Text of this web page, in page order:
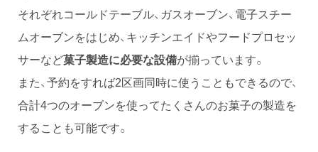
それぞれコールドテーブル、ガスオーブン、電子スチー
ムオーブンをはじめ、キッチンエイドやフードプロセッ
サーなど菓子製造に必要な設備が揃っています。
また、予約をすれば2区画同時に使うこともできるので、
合計4つのオーブンを使ってたくさんのお菓子の製造を
することも可能です。